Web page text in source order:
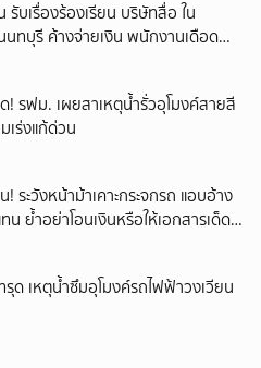
รับเรื่องร้องเรียน บริษัทสื่อ ใน
นทบุรี ค้างจ่ายเงิน พนักงานเดือด
! รฟม. เผยสาเหตุน้ำรั่วอุโมงค์สายสี
เร่งแก้ด่วน
ระวังหน้าม้าเคาะกระจกรถ แอบอ้าง
น ย้ำอย่าโอนเงินหรือให้เอกสารเด็ด
ด เหตุน้ำซึมอุโมงค์รถไฟฟ้าวงเวียน